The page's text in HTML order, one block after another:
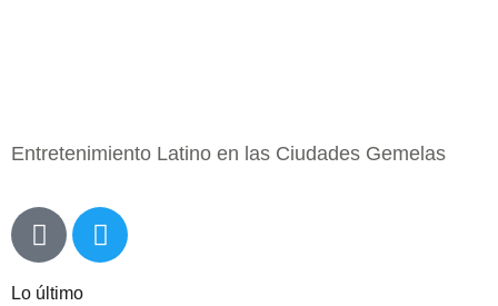
Entretenimiento Latino en las Ciudades Gemelas
Lo último